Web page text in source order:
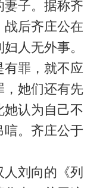
妻子。据称齐
战后齐庄公在
人无外事。
有罪，就不应
，她们还有先
她认为自己不
唁。齐庄公于
刘向的《列